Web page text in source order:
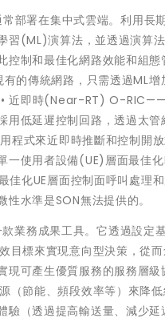
部署在集中式雲端。利用長
習(ML)演算法，並透過演算
控制和最佳化網路效能和組態
的傳統網路，只需透過ML增
• 近即時(Near-RT) O-
用低延遲控制回路，透過太管
程式來近即時推斷和控制開放
一使用者設備(UE)層面最佳化
佳化UE層面控制面呼叫處理
水準是SON無法提供的。
業務成果工具。它透過設定
目標來實現意向型決策，從
現可產生優質服務的服務層級
（節能、頻段效率等）來降低
驗（透過提高輸送量、減少延